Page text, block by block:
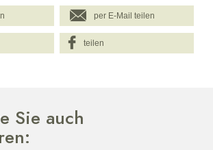
per E-Mail teilen
teilen
Sie auch